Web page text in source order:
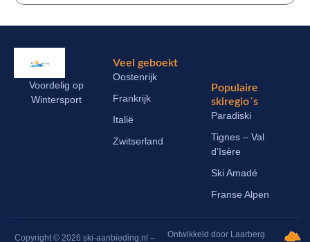
Voordelig op
Wintersport
Veel geboekt
Oostenrijk
Frankrijk
Italië
Zwitserland
Populaire
skiregio´s
Paradiski
Tignes – Val
d’Isère
Ski Amadé
Franse Alpen
Copyright © 2026 ski-aanbieding.nl –
Ontwikkeld door Laarberg